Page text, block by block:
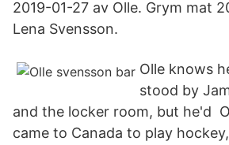
2019-01-27 av Olle. Grym mat
Lena Svensson.
Olle knows
stood by
and the locker room, but he'd
came to Canada to play